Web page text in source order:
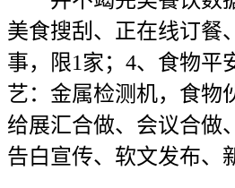
美食搜刮、正在线订餐
事，限1家；4、食物平
艺：金属检测机，食物
给展汇合做、会议合做
告白宣传、软文发布、